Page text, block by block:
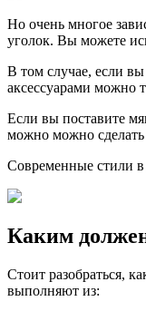
Но очень многое
уголок. Вы можете
В том случае, если
аксессуарами можно
Если вы поставите
можно можно
Современные стили
Каким
Стоит разобраться,
выполняют из: